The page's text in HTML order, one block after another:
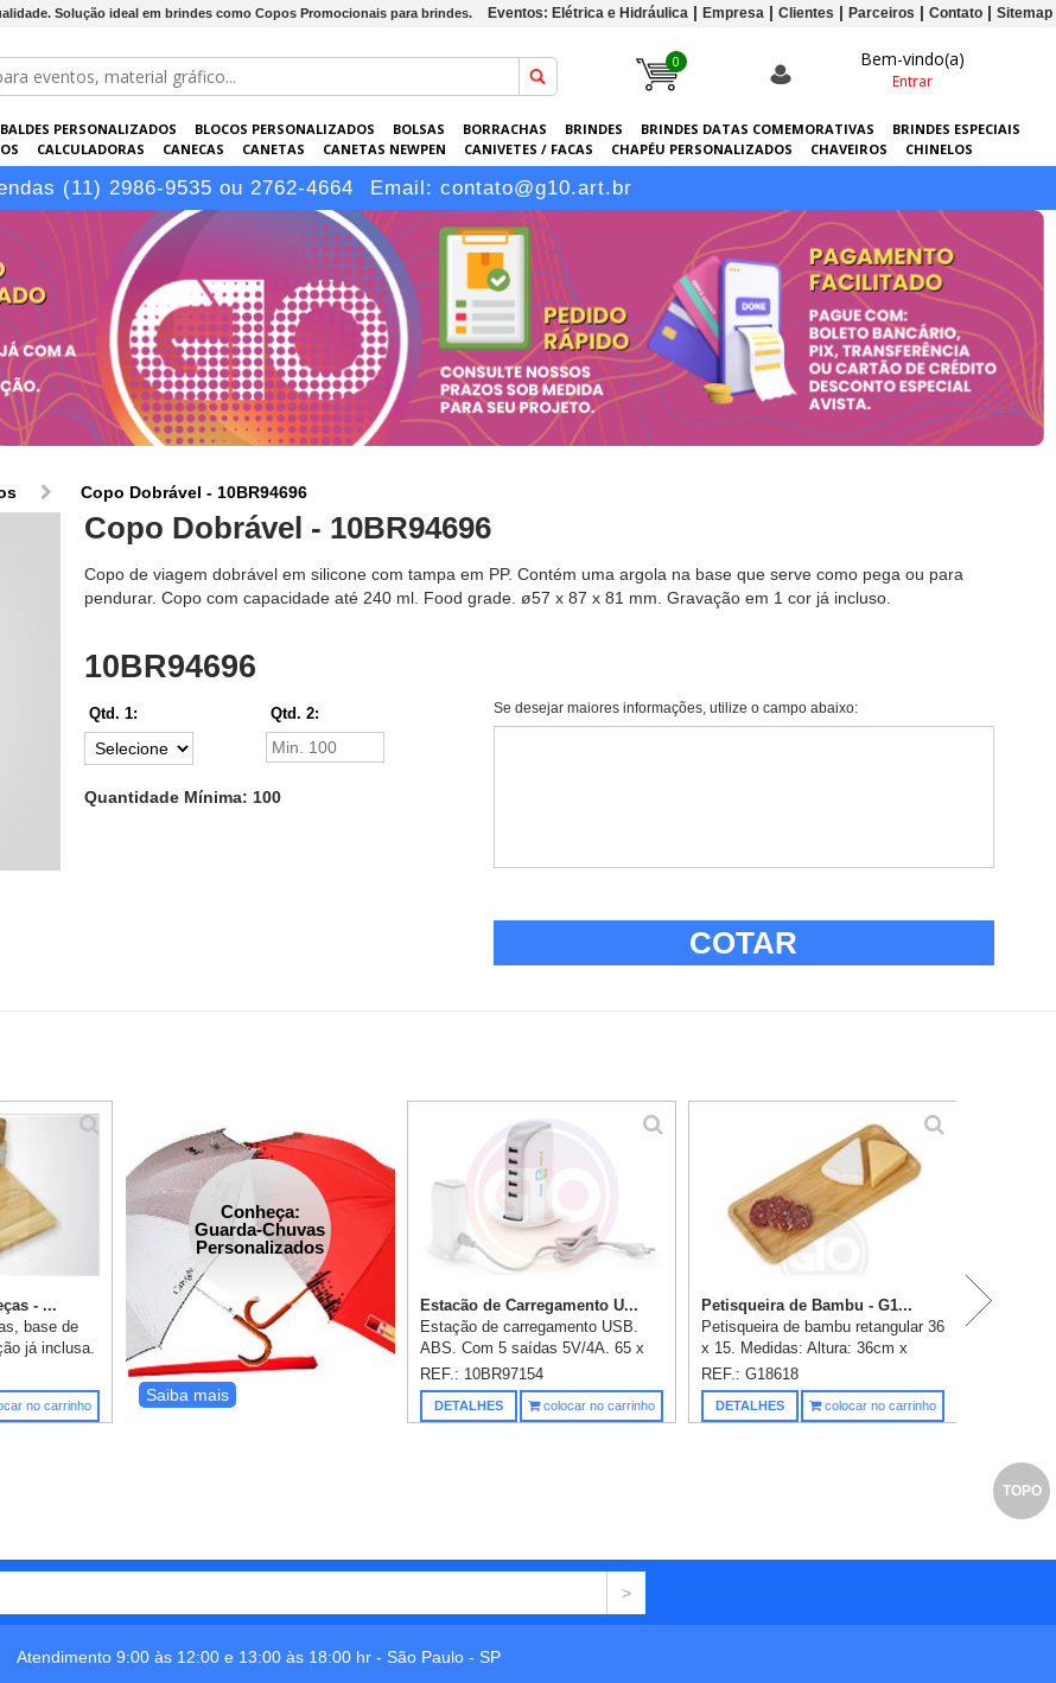
Solução ideal em brindes como Copos Promocionais para brindes. Eventos: Elétrica e Hidráulica Empresa Clientes Parceiros Contato Sitemap
0 Bem-vindo(a)
Entrar
BALDES PERSONALIZADOS BLOCOS PERSONALIZADOS BOLSAS BORRACHAS BRINDES BRINDES DATAS COMEMORATIVAS
BRINDES ESPECIAIS
CALCULADORAS CANECAS CANETAS CANETAS NEWPEN CANIVETES / FACAS CHAPÉU PERSONALIZADOS CHAVEIROS
CHINELOS
ELETRÔNICOS EMBALAGENS ESCRITÓRIO EVENTOS GARRAFAS PERSONALIZADAS GRÁFICA GUARDA-CHUVAS KITS
LANÇAMENTOS
LÁPIS
(11) 2986-9535 ou 2762-4664 Email: contato@g10.art.br
Copo Dobrável - 10BR94696
Copo Dobrável - 10BR94696
Copo de viagem dobrável em silicone com tampa em PP. Contém uma argola na base que serve como pega ou para
pendurar. Copo com capacidade até 240 ml. Food grade. ø57 x 87 x 81 mm. Gravação em 1 cor já incluso.
10BR94696
Qtd. 1: Qtd. 2:
Quantidade Mínima: 100
Se desejar maiores informações, utilize o campo abaixo:
COTAR
- ...
base de
já inclusa.
no carrinho
Conheça:
Guarda-Chuvas
Personalizados
Saiba mais
Estacão de Carregamento U...
Estação de carregamento USB.
ABS. Com 5 saídas 5V/4A. 65 x
110 x 80 mm. Gravação em 1 cor
já incluso.
REF.: 10BR97154
DETALHES colocar no carrinho
Petisqueira de Bambu - G1...
Petisqueira de bambu retangular 36
x 15. Medidas: Altura: 36cm x
Largura: 15cm x Espessura: 2cm.
Personalização inclusa.
REF.: G18618
DETALHES colocar no carrinho
TOPO
Atendimento 9:00 às 12:00 e 13:00 às 18:00 hr - São Paulo - SP